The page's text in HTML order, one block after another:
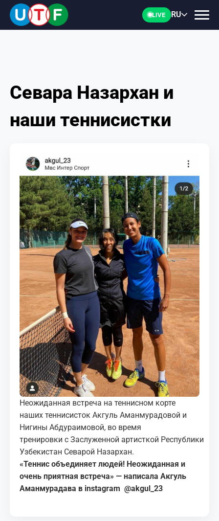
LIVE RU
ГЛАВНАЯ
ФТУ
ДОКУМЕНТЫ
ПЕРСОНАЛИИ
МЕДИА
КОРТЫ
КОНТАКТЫ
UZ-PIN
Севара Назархан и
наши теннисистки
Неожиданная встреча на теннисном корте
наших теннисисток Акгуль Аманмурадовой и
Нигины Абдураимовой, во время
тренировки с Заслуженной артисткой Республики
Узбекистан Севарой Назархан.
«Теннис объединяет людей! Неожиданная и
очень приятная встреча» — написала Акгуль
Аманмурадава в instagram @akgul_23